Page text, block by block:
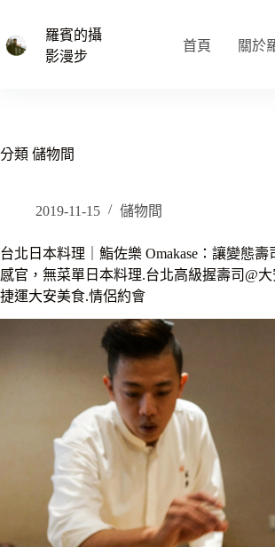
主
羅賓的攝
影漫步
首頁 關於
分類 儲物間
2019-11-15 儲物間
台北日本料理｜鮨佐樂 Omakase：讓變態壽
感官，無菜單日本料理.台北高級握壽司@
捷運大安美食.情侶約會